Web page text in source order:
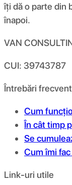
îți dă o parte din
înapoi.
VAN
CUI: 39743787
Întrebări
Cum
În cât timp
Se
Cum îmi
Link-uri utile